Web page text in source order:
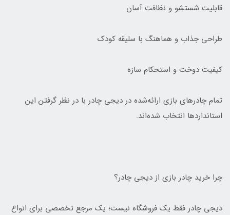
قابلیت شستشو و نظافت آسان
طراحی جذاب و هماهنگ با سلیقه کودک
کیفیت دوخت و استحکام سازه
تمام چادرهای بازی ارائه‌شده در دیجی چادر با در نظر گرفتن این
استانداردها انتخاب شده‌اند.
چرا خرید چادر بازی از دیجی چادر؟
دیجی چادر فقط یک فروشگاه نیست؛ یک مرجع تخصصی برای انواع